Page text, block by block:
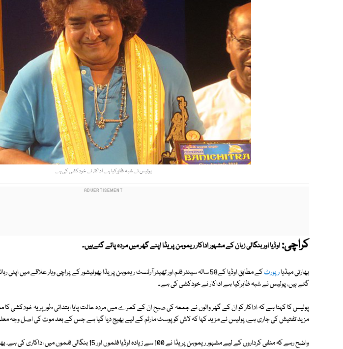
پولیس نے شبہ ظاہرکیا ہے اداکار نے خودکشی کی ہے
کراچی:اوڈیا اور بنگالی زبان کے مشہور اداکار ریموہن پریڈا اپنے گھر میں مردہ پائے گئےہیں۔
بھارتی میڈیارپورٹ
کے مطابق اوڈیا کے58 سالہ سینئر فلم اور تھیٹر آرٹسٹ ریموہن پریڈا بھونیشور کے پراچی وہار علاقے میں
گئے ہیں، پولیس نے شبہ ظاہرکیا ہے اداکار نے خودکشی کی ہے۔
پولیس کا کہنا ہے کہ اداکار کو ان کے گھر والوں نے جمعہ کی صبح ان کے کمرے میں مردہ حالت پایا ابتدائی طور پر یہ خودکشی کا
مزید تفتیش کی جاری ہے، پولیس نے مزید کہا کہ لاش کو پوسٹ مارٹم کے لیے بھیج دیا گیا ہے جس کے بعد موت کی اصل وجہ
واضح رہے کہ منفی کرداروں کے لیے مشہور ریموہن پریڈا نے 100 سے زیادہ اوڈیا فلموں اور 15